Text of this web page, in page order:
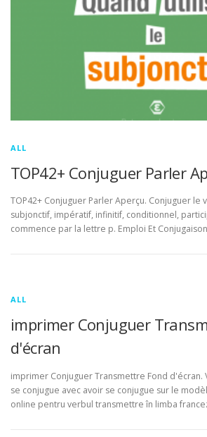
ALL
TOP42+ Conjuguer Parler
TOP42+ Conjuguer Parler Aperçu. Conjuguer le
subjonctif, impératif, infinitif, conditionnel,
commence par la lettre p. Emploi Et
ALL
imprimer Conjuguer
d'écran
imprimer Conjuguer Transmettre Fond
se conjugue avec avoir se conjugue sur le
online pentru verbul transmettre în limba